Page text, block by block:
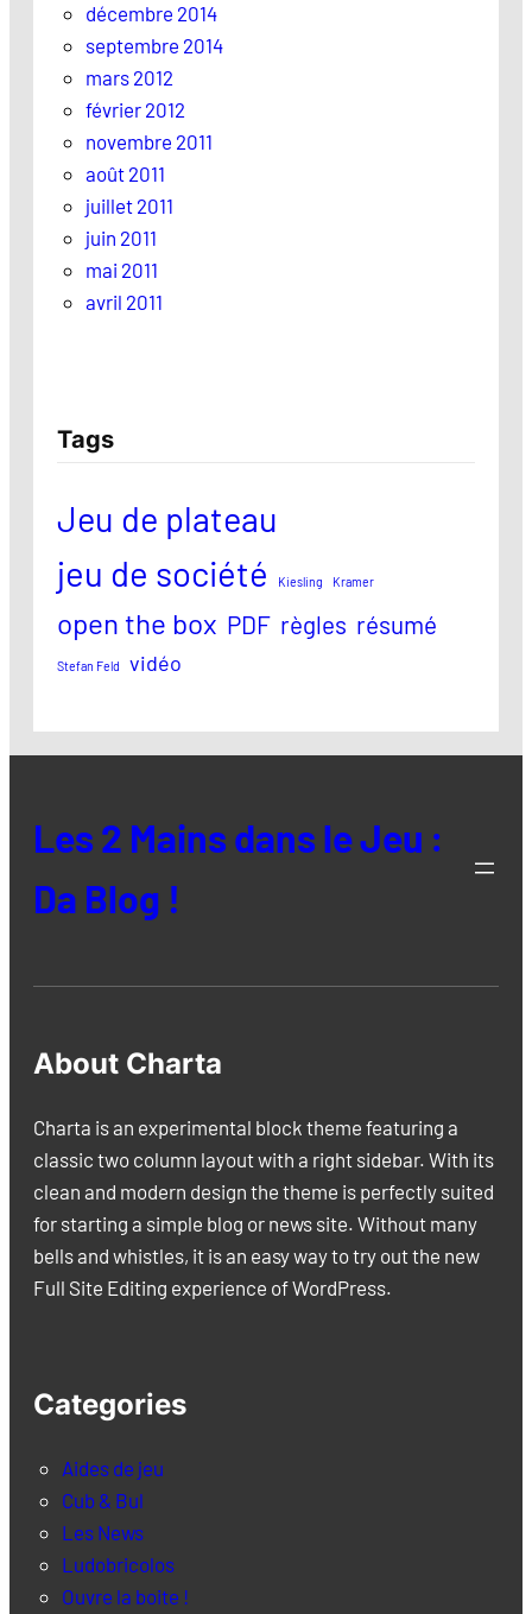
décembre 2014
septembre 2014
mars 2012
février 2012
novembre 2011
août 2011
juillet 2011
juin 2011
mai 2011
avril 2011
Tags
Jeu de plateau
jeu de société
Kiesling Kramer
open the box PDF règles résumé
Stefan Feld vidéo
Les 2 Mains dans le Jeu :
Da Blog !
About Charta
Charta is an experimental block theme featuring a
classic two column layout with a right sidebar. With its
clean and modern design the theme is perfectly suited
for starting a simple blog or news site. Without many
bells and whistles, it is an easy way to try out the new
Full Site Editing experience of WordPress.
Categories
Aides de jeu
Cub & Bul
Les News
Ludobricolos
Ouvre la boite !